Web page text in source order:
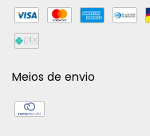
Meios de envio